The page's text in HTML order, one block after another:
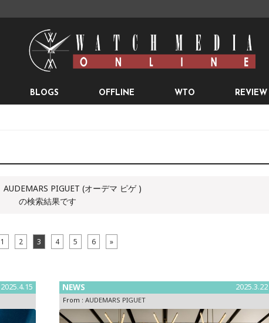
BLOGS OFFLINE WTO REVIEW
AUDEMARS PIGUET (オーデマ ピゲ )
の検索結果です
1 2 3 4 5 6 »
2025.4.15 NEWS 2025.3.22
From : AUDEMARS PIGUET